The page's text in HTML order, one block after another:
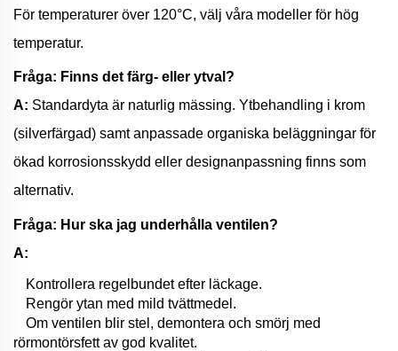
För temperaturer över 120°C, välj våra modeller för hög
temperatur.
Fråga: Finns det färg- eller ytval?
A: Standardyta är naturlig mässing. Ytbehandling i krom
(silverfärgad) samt anpassade organiska beläggningar för
ökad korrosionsskydd eller designanpassning finns som
alternativ.
Fråga: Hur ska jag underhålla ventilen?
A:
Kontrollera regelbundet efter läckage.
Rengör ytan med mild tvättmedel.
Om ventilen blir stel, demontera och smörj med
rörmontörsfett av god kvalitet.